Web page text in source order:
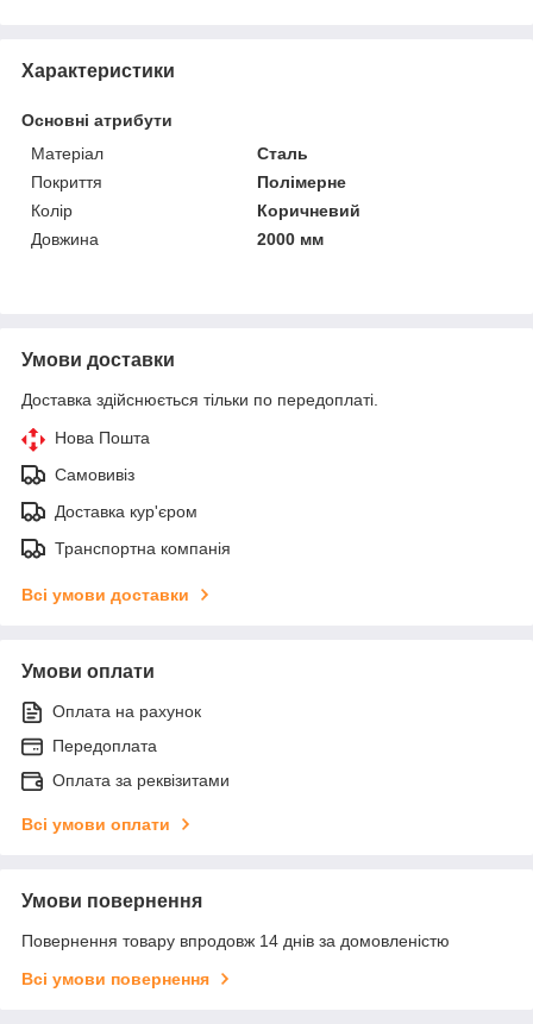
Характеристики
Основні атрибути
Матеріал
Сталь
Покриття
Полімерне
Колір
Коричневий
Довжина
2000 мм
Умови доставки
Доставка здійснюється тільки по передоплаті.
Нова Пошта
Самовивіз
Доставка кур'єром
Транспортна компанія
Всі умови доставки
Умови оплати
Оплата на рахунок
Передоплата
Оплата за реквізитами
Всі умови оплати
Умови повернення
Повернення товару впродовж 14 днів за домовленістю
Всі умови повернення